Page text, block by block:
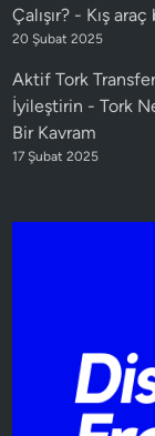
Çalışır? - Kış araç
20 Şubat 2025
Aktif Tork
İyileştirin -Tork
Bir Kavram
17 Şubat 2025